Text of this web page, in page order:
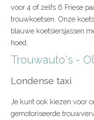
voor 4 of zelfs 6 Friese
trouwkoetsen. Onze
blauwe koetsiersjassen
hoed.
Trouwauto's -
Londense taxi
Je kunt ook kiezen voor
gemotoriseerde